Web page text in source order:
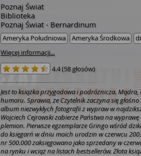
Poznaj Świat
Biblioteka
Poznaj Świat - Bernardinum
Ameryka Południowa Ameryka Środkowa
Więcej informacji...
4.4(58 głosów)
Jest to książka przygodowa i podróżnicza. Mądra,
humoru. Sprawia, że Czytelnik zaczyna się głośno
album niezwykłych fotografii z wypraw w
Wojciech Cejrowski zabierze Państwa na
plemion. Pierwsze egzemplarze Gringo wśród dzikich plemion trafiły
do księgarń w dniu moich urodzin w czerwcu
nr 500.000 zaksięgowano jako sprzedany w
na rynku i wciąż na listach bestsellerów. Złota